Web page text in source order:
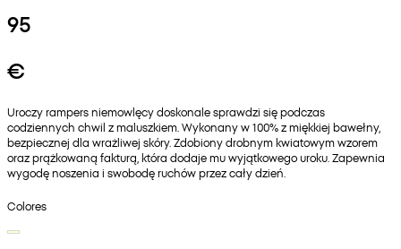
95
€
Uroczy rampers niemowlęcy doskonale sprawdzi się podczas
codziennych chwil z maluszkiem. Wykonany w 100% z miękkiej bawełny,
bezpiecznej dla wrażliwej skóry. Zdobiony drobnym kwiatowym wzorem
oraz prążkowaną fakturą, która dodaje mu wyjątkowego uroku. Zapewnia
wygodę noszenia i swobodę ruchów przez cały dzień.
Colores